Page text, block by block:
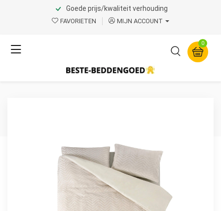
Goede prijs/kwaliteit verhouding
FAVORIETEN MIJN ACCOUNT
0
Home Product Page v.1
Chevron Teddy Créme 200
x 200/220